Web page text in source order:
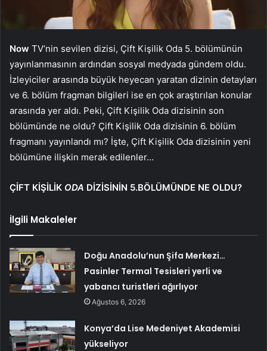
Now TV’nin sevilen dizisi, Çift Kişilik Oda 5. bölümünün
yayınlanmasının ardından sosyal medyada gündem oldu.
İzleyiciler arasında büyük heyecan yaratan dizinin detayları
ve 6. bölüm fragman bilgileri ise en çok araştırılan konular
arasında yer aldı. Peki, Çift Kişilik Oda dizisinin son
bölümünde ne oldu? Çift Kişilik Oda dizisinin 6. bölüm
fragmanı yayınlandı mı? İşte, Çift Kişilik Oda dizisinin yeni
bölümüne ilişkin merak edilenler…
ÇİFT KİŞİLİK ODA DİZİSİNİN 5.BÖLÜMÜNDE NE OLDU?
İlgili Makaleler
Doğu Anadolu’nun Şifa Merkezi…
Pasinler Termal Tesisleri yerli ve
yabancı turistleri ağırlıyor
Ağustos 6, 2026
Konya’da Lise Medeniyet Akademisi
yükseliyor